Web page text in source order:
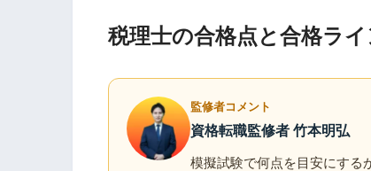
税理士の合格点と合格ライ
監修者コメント
資格転職監修者 竹本明弘
模擬試験で何点を目安にする